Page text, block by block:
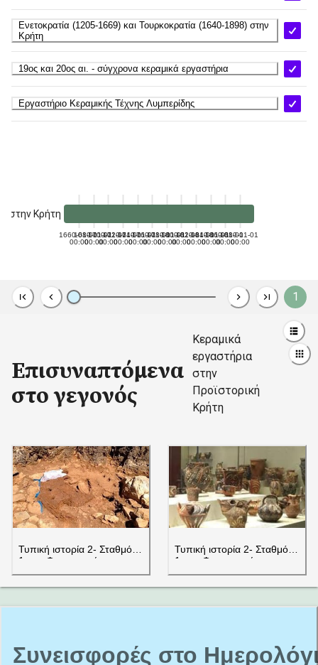
Ενετοκρατία (1205-1669) και Τουρκοκρατία (1640-1898) στην
Κρήτη
19ος και 20ος αι. - σύγχρονα κεραμικά εργαστήρια
Εργαστήριο Κεραμικής Τέχνης Λυμπερίδης
1660-01-01
00:00
1680-01-01
00:00
1700-01-01
00:00
1720-01-01
00:00
1740-01-01
00:00
1760-01-01
00:00
1780-01-01
00:00
1800-01-01
00:00
1820-01-01
00:00
1840-01-01
00:00
1860-01-01
00:00
1880-01-01
00:00
στην Κρήτη
1
Επισυναπτόμενα
στο γεγονός
Κεραμικά
εργαστήρια
στην
Προϊστορική
Κρήτη
Τυπική ιστορία 2- Σταθμός
1ος – Φωτογραφία
Τυπική ιστορία 2- Σταθμός
1ος – Φωτογραφία
Συνεισφορές στο